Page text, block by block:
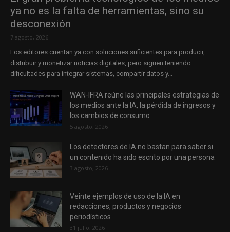
ya no es la falta de herramientas, sino su
desconexión
7 agosto, 2026
Los editores cuentan ya con soluciones suficientes para producir,
distribuir y monetizar noticias digitales, pero siguen teniendo
dificultades para integrar sistemas, compartir datos y...
WAN-IFRA reúne las principales estrategias de
los medios ante la IA, la pérdida de ingresos y
los cambios de consumo
5 agosto, 2026
Los detectores de IA no bastan para saber si
un contenido ha sido escrito por una persona
3 agosto, 2026
Veinte ejemplos de uso de la IA en
redacciones, productos y negocios
periodísticos
31 julio, 2026